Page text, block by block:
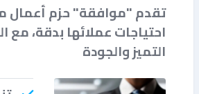
تقدم "موافقة" حزم أعمال
احتياجات عملائها بدقة، مع
التميز والجودة